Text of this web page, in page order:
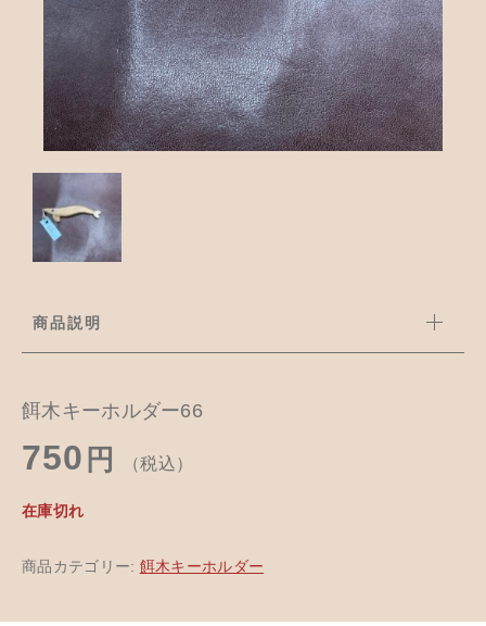
商品説明
餌木キーホルダー66
750 円 （税込）
在庫切れ
商品カテゴリー: 餌木キーホルダー
ブログ
お問い合わせ
木工ペット用品
樹脂粘土
カトラリー